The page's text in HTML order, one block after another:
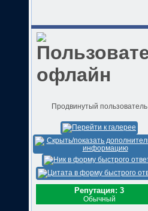
Продвинутый пользователь
Репутация: 3
Обычный